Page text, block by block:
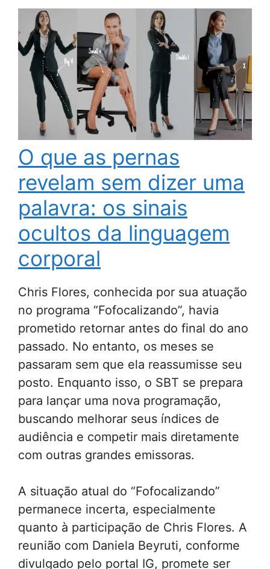
O que as pernas
revelam sem dizer uma
palavra: os sinais
ocultos da linguagem
corporal
Chris Flores, conhecida por sua atuação
no programa “Fofocalizando”, havia
prometido retornar antes do final do ano
passado. No entanto, os meses se
passaram sem que ela reassumisse seu
posto. Enquanto isso, o SBT se prepara
para lançar uma nova programação,
buscando melhorar seus índices de
audiência e competir mais diretamente
com outras grandes emissoras.
A situação atual do “Fofocalizando”
permanece incerta, especialmente
quanto à participação de Chris Flores. A
reunião com Daniela Beyruti, conforme
divulgado pelo portal IG, promete ser